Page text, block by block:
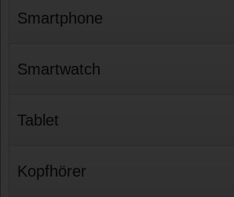
Smartphone
Smartwatch
Tablet
Kopfhörer